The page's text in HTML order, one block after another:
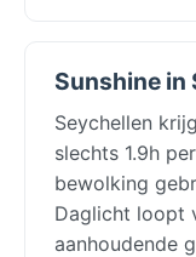
Sunshine in
Seychellen
slechts 1.9h
bewolking
Daglicht loopt
aanhoudende